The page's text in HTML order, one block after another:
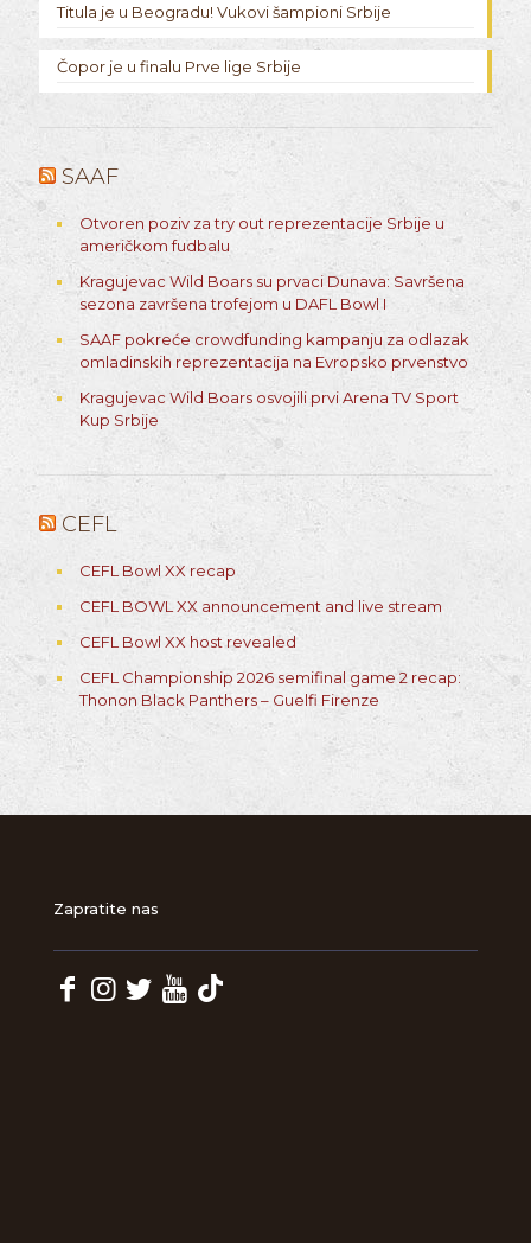
Titula je u Beogradu! Vukovi šampioni Srbije
Čopor je u finalu Prve lige Srbije
SAAF
Otvoren poziv za try out reprezentacije Srbije u
američkom fudbalu
Kragujevac Wild Boars su prvaci Dunava: Savršena
sezona završena trofejom u DAFL Bowl I
SAAF pokreće crowdfunding kampanju za odlazak
omladinskih reprezentacija na Evropsko prvenstvo
Kragujevac Wild Boars osvojili prvi Arena TV Sport
Kup Srbije
CEFL
CEFL Bowl XX recap
CEFL BOWL XX announcement and live stream
CEFL Bowl XX host revealed
CEFL Championship 2026 semifinal game 2 recap:
Thonon Black Panthers – Guelfi Firenze
Zapratite nas